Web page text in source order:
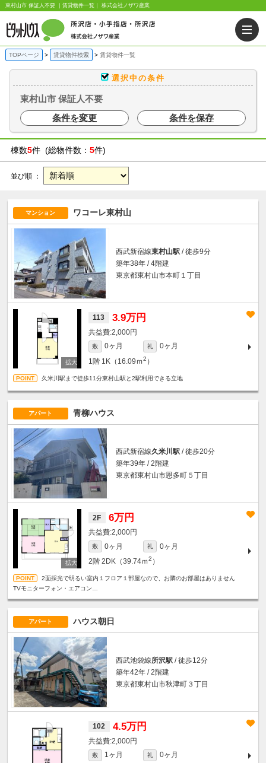
東村山市 保証人不要 ｜賃貸物件一覧｜ 株式会社ノザワ産業
TOPページ 賃貸物件検索 賃貸物件一覧
選択中の条件
東村山市 保証人不要
条件を変更
条件を保存
棟数5件 (総物件数： 5件)
並び順 ：
マンション ワコーレ東村山
西武新宿線東村山駅 / 徒歩9分
築年38年 / 4階建
東京都東村山市本町１丁目
113 3.9万円
2,000円
敷 0ヶ月 礼
0ヶ月
1階 1K（16.09ｍ2 ）
久米川駅まで徒歩11分東村山駅と2駅利用できる立地
アパート 青柳ハウス
西武新宿線久米川駅 / 徒歩20分
築年39年 / 2階建
東京都東村山市恩多町５丁目
2F 6万円
2,000円
敷 0ヶ月 礼
0ヶ月
2階 2DK（39.74ｍ2 ）
2面採光で明るい室内１フロア１部屋なので、お隣のお部屋はありません
TVモニターフォン・エアコン…
アパート ハウス朝日
西武池袋線所沢駅 / 徒歩12分
築年42年 / 2階建
東京都東村山市秋津町３丁目
102 4.5万円
2,000円
敷 1ヶ月 礼
0ヶ月